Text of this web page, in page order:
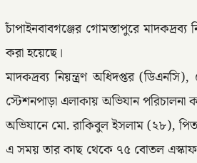
চাঁপাইনবাবগঞ্জের গোমস্তাপুরে
করা হয়েছে।
মাদকদ্রব্য নিয়ন্ত্রণ অধিদপ্তর
স্টেশনপাড়া এলাকায় অভিযান পরিচালনা
অভিযানে মো. রাকিবুল ইসলাম (২৮),
এ সময় তার কাছ থেকে ৭৫ বোতল এস্কাফ